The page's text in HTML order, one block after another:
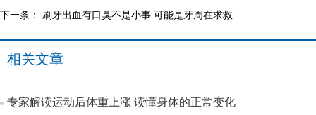
下一条： 刷牙出血有口臭不是小事 可能是牙周在求救
相关文章
专家解读运动后体重上涨 读懂身体的正常变化